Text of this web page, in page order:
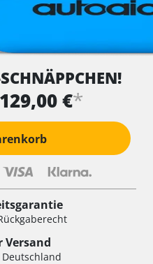
€*
Versand